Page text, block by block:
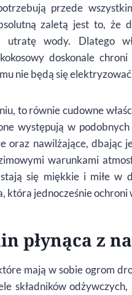
przede
zaletą jest to, że
utratę wody. Dlatego
doskonale
nie będą się
to równie cudowne
występują w
oraz nawilżające, dbając
warunkami
się miękkie i miłe w
która jednocześnie ochroni
płynąca z
mają w sobie ogrom
składników